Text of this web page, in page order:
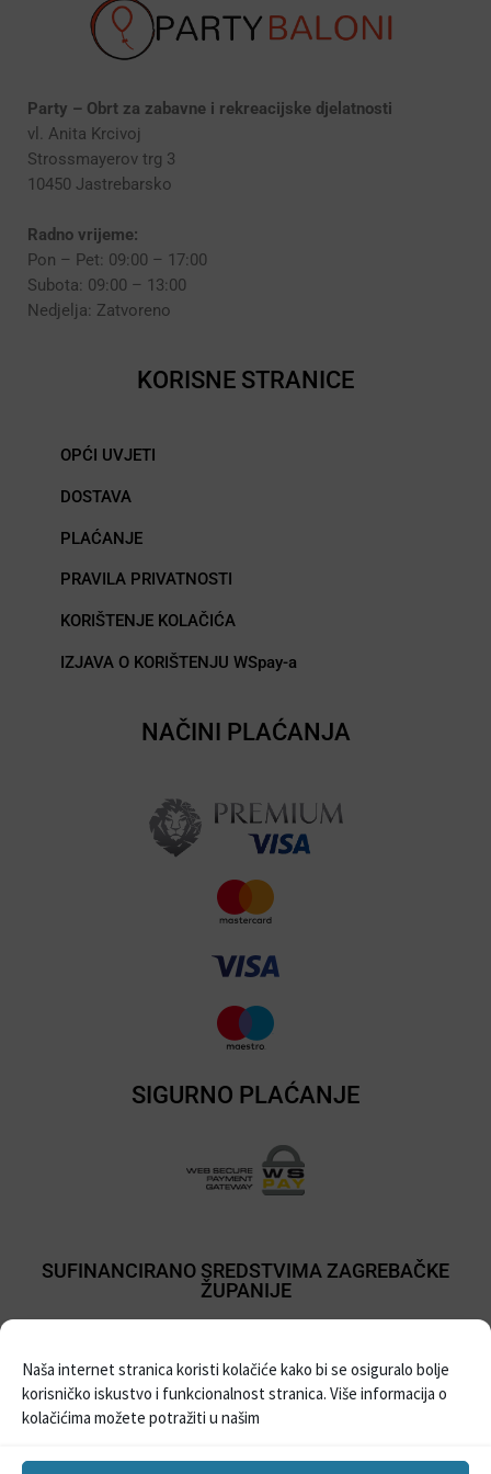
Naša internet stranica koristi kolačiće kako bi se osiguralo bolje
korisničko iskustvo i funkcionalnost stranica. Više informacija o
kolačićima možete potražiti u našim
Party – Obrt za zabavne i rekreacijske djelatnosti
vl. Anita Krcivoj
Strossmayerov trg 3
10450 Jastrebarsko
Radno vrijeme:
Pon – Pet: 09:00 – 17:00
Subota: 09:00 – 13:00
Nedjelja: Zatvoreno
KORISNE STRANICE
OPĆI UVJETI
DOSTAVA
PLAĆANJE
PRAVILA PRIVATNOSTI
KORIŠTENJE KOLAČIĆA
IZJAVA O KORIŠTENJU WSpay-a
NAČINI PLAĆANJA
SIGURNO PLAĆANJE
SUFINANCIRANO SREDSTVIMA ZAGREBAČKE
ŽUPANIJE